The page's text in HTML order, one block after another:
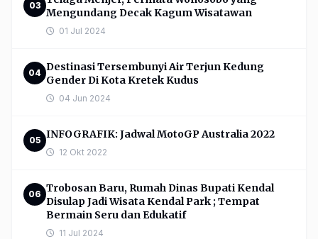
03
Mengundang Decak Kagum Wisatawan
01 Jul 2024
04 Destinasi Tersembunyi Air Terjun Kedung
Gender Di Kota Kretek Kudus
04 Jun 2024
05 INFOGRAFIK: Jadwal MotoGP Australia 2022
12 Okt 2022
06 Trobosan Baru, Rumah Dinas Bupati Kendal
Disulap Jadi Wisata Kendal Park ; Tempat
Bermain Seru dan Edukatif
11 Jul 2024